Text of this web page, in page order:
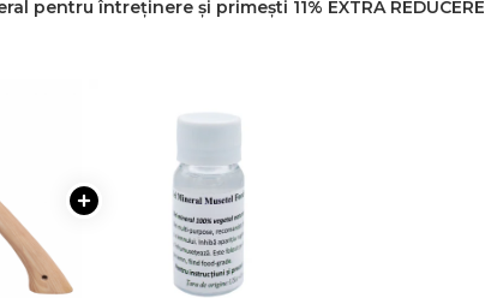
pentru întreținere și primești 11% EXTRA REDUCERE